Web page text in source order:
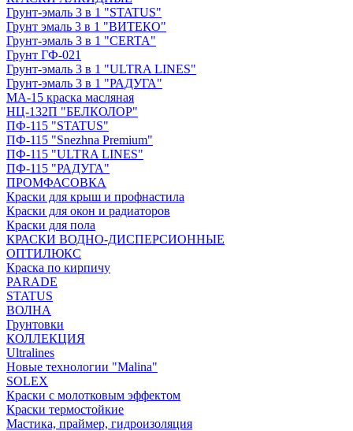
Грунт-эмаль 3 в 1 "STATUS"
Грунт эмаль 3 в 1 "ВИТЕКО"
Грунт-эмаль 3 в 1 "CERTA"
Грунт ГФ-021
Грунт-эмаль 3 в 1 "ULTRA LINES"
Грунт-эмаль 3 в 1 "РАДУГА"
МА-15 краска масляная
НЦ-132П "БЕЛКОЛОР"
ПФ-115 "STATUS"
ПФ-115 "Snezhna Premium"
ПФ-115 "ULTRA LINES"
ПФ-115 "РАДУГА"
ПРОМФАСОВКА
Краски для крыш и профнастила
Краски для окон и радиаторов
Краски для пола
КРАСКИ ВОДНО-ДИСПЕРСИОННЫЕ
ОПТИЛЮКС
Краска по кирпичу
PARADE
STATUS
ВОЛНА
Грунтовки
КОЛЛЕКЦИЯ
Ultralines
Новые технологии "Malina"
SOLEX
Краски с молотковым эффектом
Краски термостойкие
Мастика, праймер, гидроизоляция